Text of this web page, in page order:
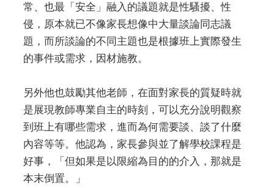
常、也最「安全」融入的議題就是性騷擾、性
侵，原本就已不像家長想像中大量談論同志議
題，而所談論的不同主題也是根據班上實際發生
的事件或需求，因材施教。
另外他也鼓勵其他老師，在面對家長的質疑時就
是展現教師專業自主的時刻，可以充分說明觀察
到班上有哪些需求，進而為何需要談、談了什麼
內容等等。他認為，家長參與並了解學校課程是
好事，「但如果是以限縮為目的的介入，那就是
本末倒置。」